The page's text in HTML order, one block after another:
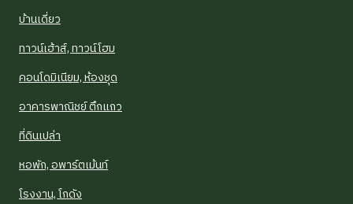
บ้านเดี่ยว
ทาวน์เฮ้าส์, ทาวน์โฮม
คอนโดมิเนียม, ห้องชุด
อาคารพาณิชย์ ตึกแถว
ที่ดินเปล่า
หอพัก, อพาร์ตเม้นท์
โรงงาน, โกดัง